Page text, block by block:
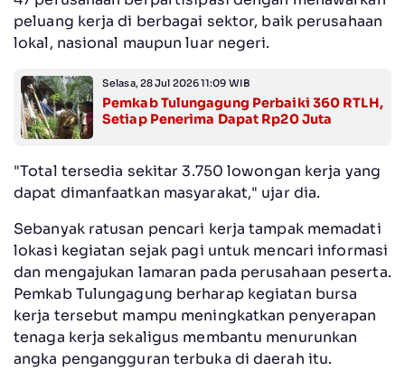
peluang kerja di berbagai sektor, baik perusahaan
lokal, nasional maupun luar negeri.
Selasa, 28 Jul 2026 11:09 WIB
Pemkab Tulungagung Perbaiki 360 RTLH,
Setiap Penerima Dapat Rp20 Juta
"Total tersedia sekitar 3.750 lowongan kerja yang
dapat dimanfaatkan masyarakat," ujar dia.
Sebanyak ratusan pencari kerja tampak memadati
lokasi kegiatan sejak pagi untuk mencari informasi
dan mengajukan lamaran pada perusahaan peserta.
Pemkab Tulungagung berharap kegiatan bursa
kerja tersebut mampu meningkatkan penyerapan
tenaga kerja sekaligus membantu menurunkan
angka pengangguran terbuka di daerah itu.